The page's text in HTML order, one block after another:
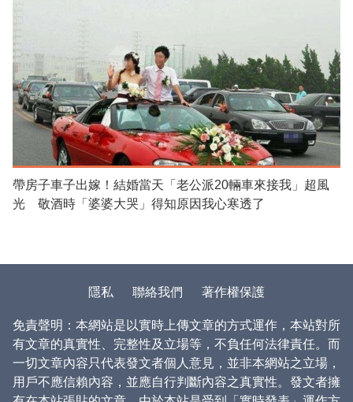
帶房子車子出嫁！結婚當天「老公派20輛車來接我」超風
光 敬酒時「婆婆大哭」得知原因我心寒透了
隱私 聯絡我們 著作權保護
免責聲明：本網站是以實時上傳文章的方式運作，本站對所
有文章的真實性、完整性及立場等，不負任何法律責任。而
一切文章內容只代表發文者個人意見，並非本網站之立場，
用戶不應信賴內容，並應自行判斷內容之真實性。發文者擁